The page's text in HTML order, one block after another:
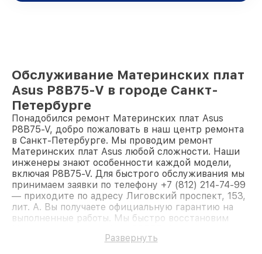
Обслуживание Материнских плат
Asus P8B75-V в городе Санкт-
Петербурге
Понадобился ремонт Материнских плат Asus
P8B75-V, добро пожаловать в наш центр ремонта
в Санкт-Петербурге. Мы проводим ремонт
Материнских плат Asus любой сложности. Наши
инженеры знают особенности каждой модели,
включая P8B75-V. Для быстрого обслуживания мы
принимаем заявки по телефону +7 (812) 214-74-99
— приходите по адресу Лиговский проспект, 153,
лит. А. Вы получаете официальную гарантию на
выполненные работы. Мы быстро восстановим
Развернуть